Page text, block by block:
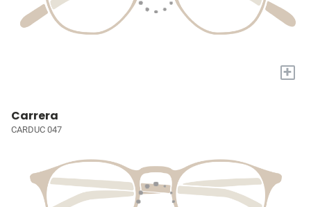
+
Carrera
CARDUC 047